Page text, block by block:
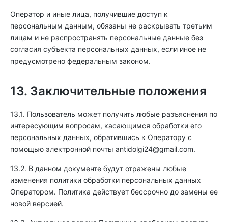
Оператор и иные лица, получившие доступ к
персональным данным, обязаны не раскрывать третьим
лицам и не распространять персональные данные без
согласия субъекта персональных данных, если иное не
предусмотрено федеральным законом.
13. Заключительные положения
13.1. Пользователь может получить любые разъяснения по
интересующим вопросам, касающимся обработки его
персональных данных, обратившись к Оператору с
помощью электронной почты antidolgi24@gmail.com.
13.2. В данном документе будут отражены любые
изменения политики обработки персональных данных
Оператором. Политика действует бессрочно до замены ее
новой версией.